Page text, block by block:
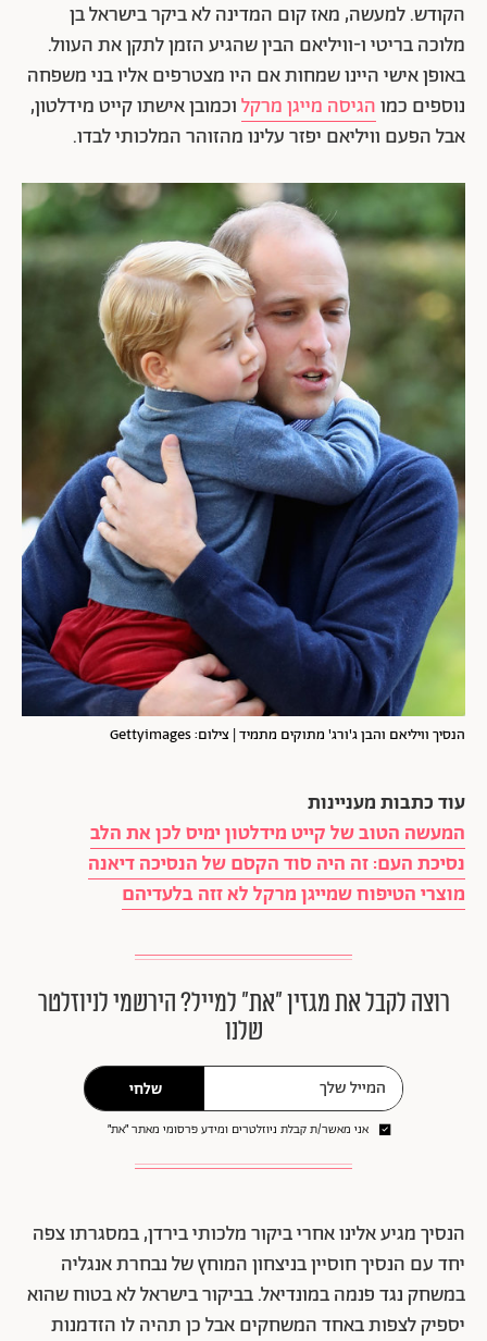
הקודש. למעשה, מאז קום המדינה לא ביקר בישראל בן
מלוכה בריטי ו-וויליאם הבין שהגיע הזמן לתקן את העוול.
באופן אישי היינו שמחות אם היו מצטרפים אליו בני משפחה
נוספים כמוהגיסה מייגן מרקלוכמובן אישתו קייט מידלטון,
אבל הפעם וויליאם יפזר עלינו מהזוהר המלכותי לבדו.
הנסיך וויליאם והבן ג'ורג' מתוקים מתמיד | צילום: Gettyimages
עוד כתבות מעניינות
המעשה הטוב של קייט מידלטון ימיס לכן את הלב
נסיכת העם: זה היה סוד הקסם של הנסיכה דיאנה
מוצרי הטיפוח שמייגן מרקל לא זזה בלעדיהם
רוצה לקבל את מגזין ״את״ למייל? הירשמי לניוזלטר
שלנו
שלחי
אני מאשר/ת קבלת ניוזלטרים ומידע פרסומי מאתר ״את״
הנסיך מגיע אלינו אחרי ביקור מלכותי בירדן, במסגרתו צפה
יחד עם הנסיך חוסיין בניצחון המוחץ של נבחרת אנגליה
במשחק נגד פנמה במונדיאל. בביקור בישראל לא בטוח שהוא
יספיק לצפות באחד המשחקים אבל כן תהיה לו הזדמנות